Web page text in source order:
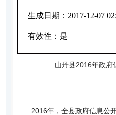
生成日期： 2017-12-07
有效性： 是
山丹县2016年政府
2016年，全县政府信息公开